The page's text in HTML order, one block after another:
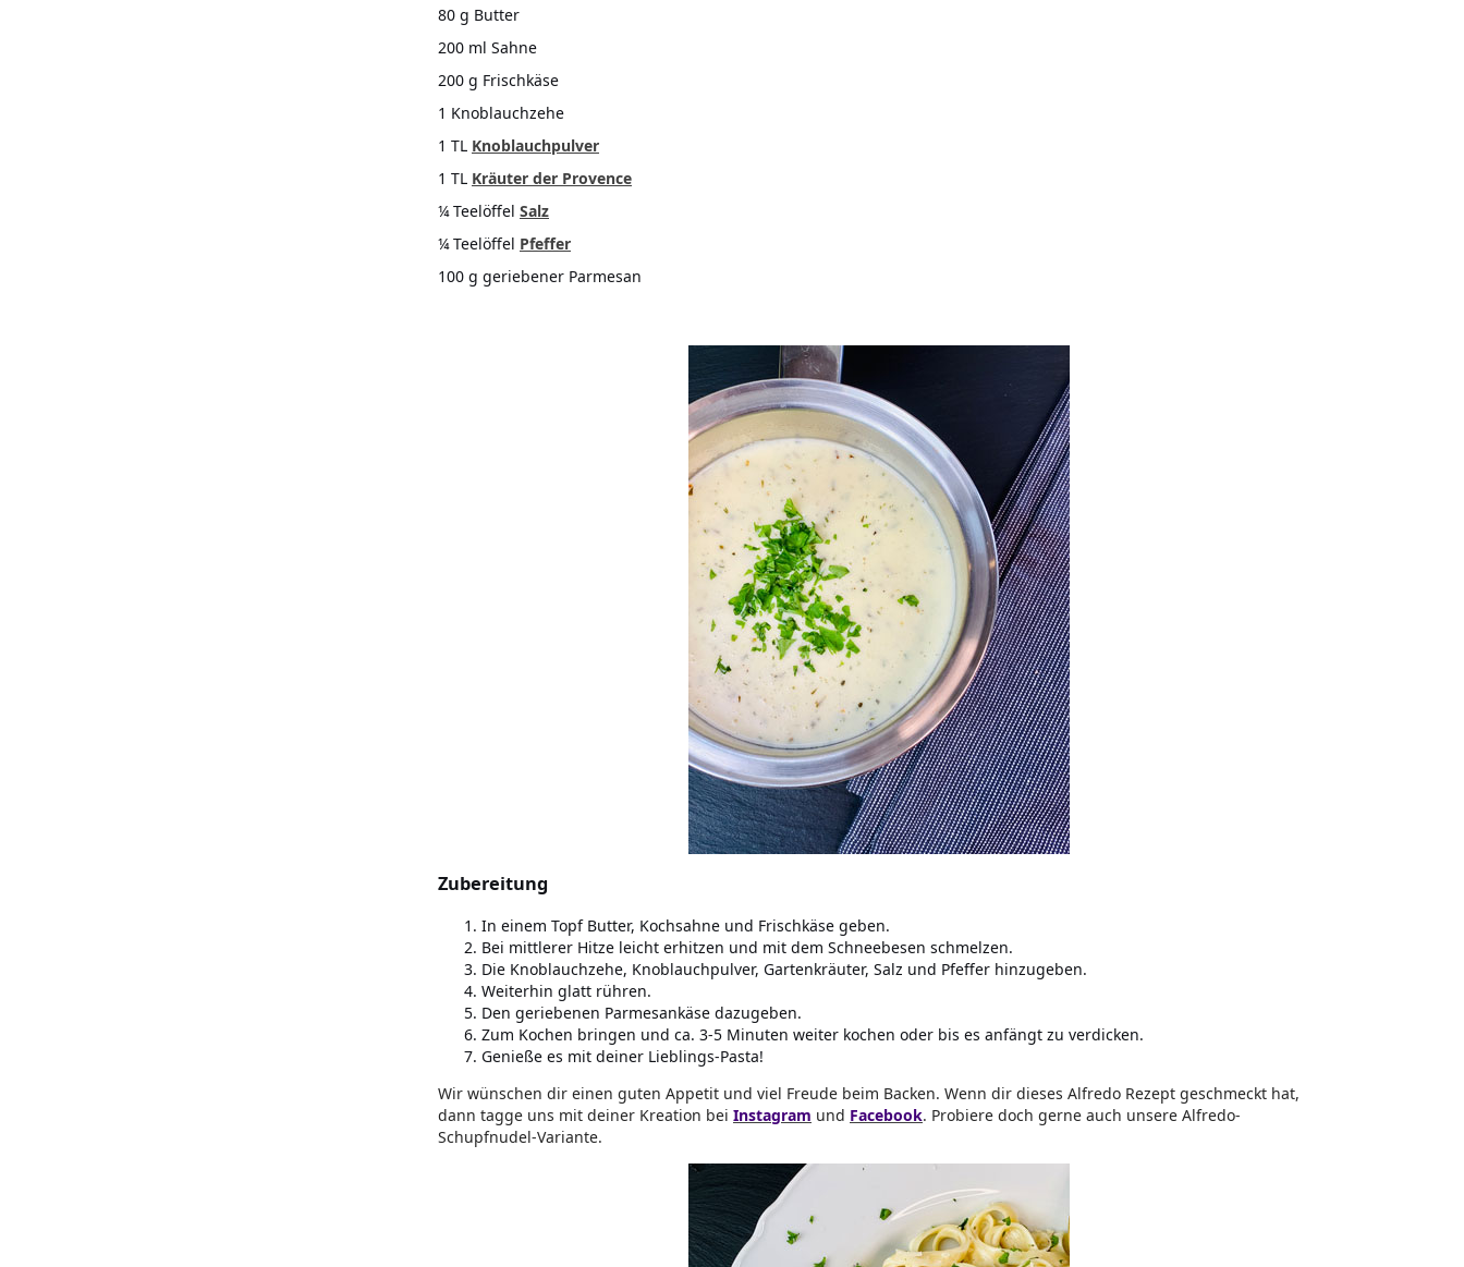
80 g Butter
200 ml Sahne
200 g Frischkäse
1 Knoblauchzehe
1 TL Knoblauchpulver
1 TL Kräuter der Provence
¼ Teelöffel Salz
¼ Teelöffel Pfeffer
100 g geriebener Parmesan
Zubereitung
In einem Topf Butter, Kochsahne und Frischkäse geben.
Bei mittlerer Hitze leicht erhitzen und mit dem Schneebesen schmelzen.
Die Knoblauchzehe, Knoblauchpulver, Gartenkräuter, Salz und Pfeffer hinzugeben.
Weiterhin glatt rühren.
Den geriebenen Parmesankäse dazugeben.
Zum Kochen bringen und ca. 3-5 Minuten weiter kochen oder bis es anfängt zu verdicken.
Genieße es mit deiner Lieblings-Pasta!
Wir wünschen dir einen guten Appetit und viel Freude beim Backen. Wenn dir dieses Alfredo Rezept geschmeckt hat,
dann tagge uns mit deiner Kreation bei Instagram und Facebook. Probiere doch gerne auch unsere Alfredo-
Schupfnudel-Variante.